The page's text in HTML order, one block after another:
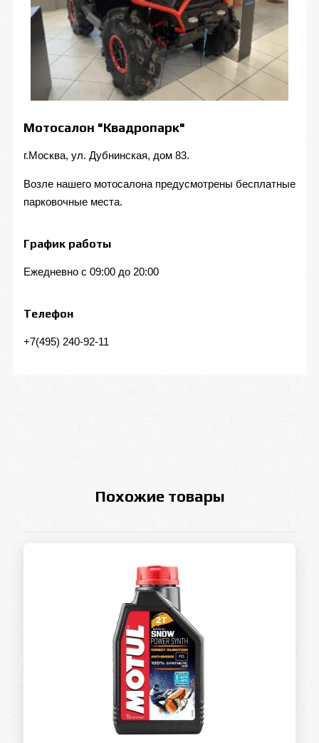
Мотосалон "Квадропарк"
г.Москва, ул. Дубнинская, дом 83.
Возле нашего мотосалона предусмотрены бесплатные
парковочные места.
График работы
Ежедневно с 09:00 до 20:00
Телефон
+7(495) 240-92-11
Похожие товары